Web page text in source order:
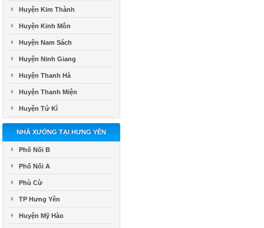
Huyện Kim Thành
Huyện Kinh Môn
Huyện Nam Sách
Huyện Ninh Giang
Huyện Thanh Hà
Huyện Thanh Miện
Huyện Tứ Kì
NHÀ XƯỞNG TẠI HƯNG YÊN
Phố Nối B
Phố Nối A
Phù Cừ
TP Hưng Yên
Huyện Mỹ Hào